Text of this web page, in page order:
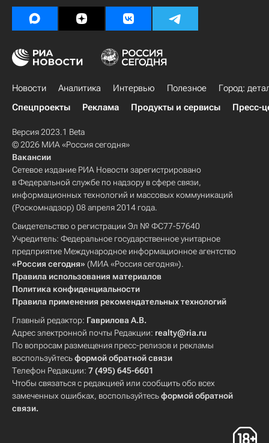
Новости Аналитика Интервью Полезное
Город:
Спецпроекты
Реклама Продукты и сервисы Пресс-
Версия 2023.1 Beta
© 2026 МИА «Россия сегодня»
Вакансии
Сетевое издание РИА Новости зарегистрировано
в Федеральной службе по надзору в сфере связи,
информационных технологий и массовых коммуникаций
(Роскомнадзор) 08 апреля 2014 года.
Свидетельство о регистрации Эл № ФС77-57640
Учредитель: Федеральное государственное унитарное
предприятие Международное информационное агентство
«Россия сегодня» (МИА «Россия сегодня»).
Правила использования материалов
Политика конфиденциальности
Правила применения рекомендательных технологий
Главный редактор: Гаврилова А.В.
Адрес электронной почты Редакции: realty@ria.ru
По вопросам размещения пресс-релизов и рекламы
воспользуйтесьформой обратной связи
Телефон Редакции: 7 (495) 645-6601
Чтобы связаться с редакцией или сообщить обо всех
замеченных ошибках, воспользуйтесьформой обратной
связи.